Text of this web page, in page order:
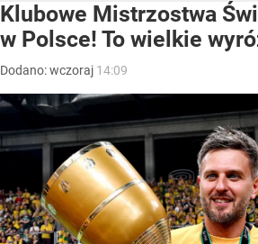
Klubowe Mistrzostwa
w Polsce! To wielkie
Dodano:wczoraj 14:09